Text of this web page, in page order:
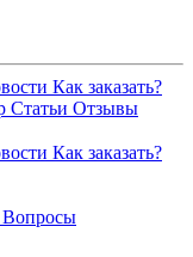
Как заказать?
Статьи Отзывы
Как заказать?
Вопросы